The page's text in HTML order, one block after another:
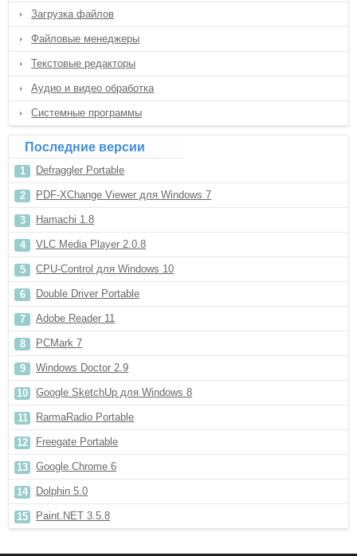
Загрузка файлов
Файловые менеджеры
Текстовые редакторы
Аудио и видео обработка
Системные программы
Последние версии
Defraggler Portable
PDF-XChange Viewer для Windows 7
Hamachi 1.8
VLC Media Player 2.0.8
CPU-Control для Windows 10
Double Driver Portable
Adobe Reader 11
PCMark 7
Windows Doctor 2.9
Google SketchUp для Windows 8
RarmaRadio Portable
Freegate Portable
Google Chrome 6
Dolphin 5.0
Paint.NET 3.5.8